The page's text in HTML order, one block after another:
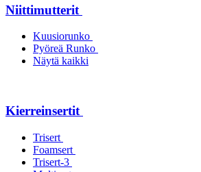
Niittimutterit
Kuusiorunko
Pyöreä Runko
Näytä kaikki
Kierreinsertit
Trisert
Foamsert
Trisert-3